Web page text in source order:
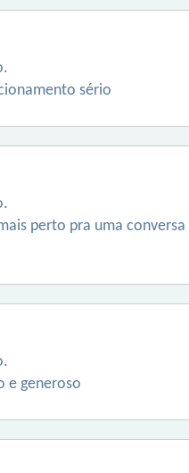
sério
perto pra uma
e generoso